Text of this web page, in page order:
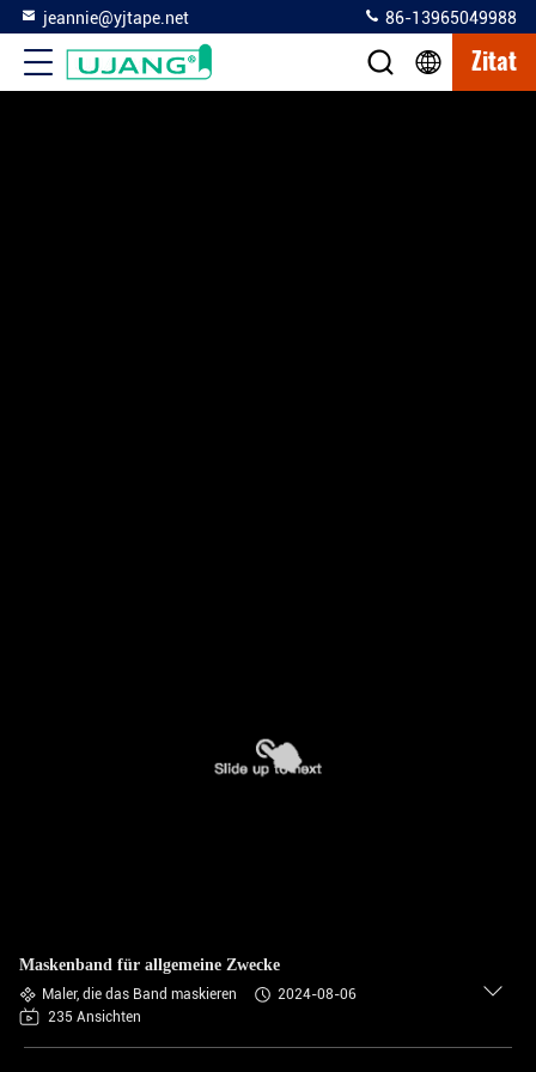
jeannie@yjtape.net 86-13965049988
Zitat
Maskenband für allgemeine Zwecke
Maler, die das Band maskieren
2024-08-06
235 Ansichten